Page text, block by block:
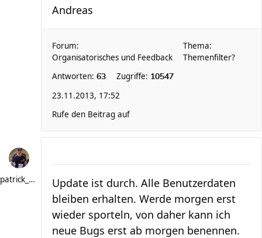
Andreas
Forum:
Organisatorisches und Feedback
Thema:
Themenfilter?
Antworten: 63 Zugriffe: 10547
23.11.2013, 17:52
Rufe den Beitrag auf
patrick_schere
Update ist durch. Alle Benutzerdaten
bleiben erhalten. Werde morgen erst
wieder sporteln, von daher kann ich
neue Bugs erst ab morgen benennen.